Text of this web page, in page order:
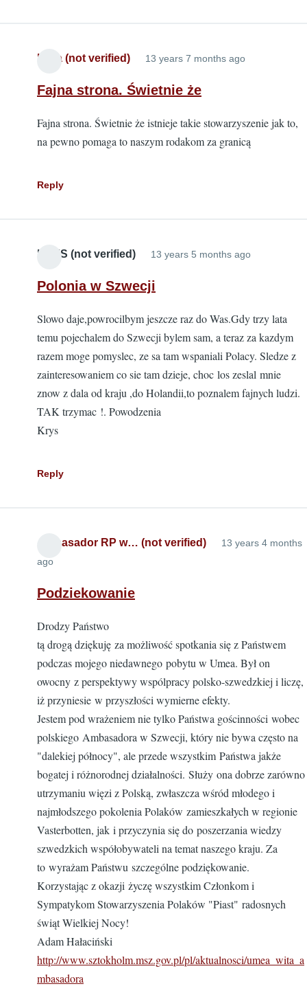
Lidia (not verified) 13 years 7 months ago
Fajna strona. Świetnie że
Fajna strona. Świetnie że istnieje takie stowarzyszenie jak to,
na pewno pomaga to naszym rodakom za granicą
Reply
KRYS (not verified) 13 years 5 months ago
Polonia w Szwecji
Slowo daje,powrocilbym jeszcze raz do Was.Gdy trzy lata
temu pojechalem do Szwecji bylem sam, a teraz za kazdym
razem moge pomyslec, ze sa tam wspaniali Polacy. Sledze z
zainteresowaniem co sie tam dzieje, choc los zeslal mnie
znow z dala od kraju ,do Holandii,to poznalem fajnych ludzi.
TAK trzymac !. Powodzenia
Krys
Reply
Ambasador RP w… (not verified)
13 years 4 months
ago
Podziekowanie
Drodzy Państwo
tą drogą dziękuję za możliwość spotkania się z Państwem
podczas mojego niedawnego pobytu w Umea. Był on
owocny z perspektywy wspólpracy polsko-szwedzkiej i liczę,
iż przyniesie w przyszłości wymierne efekty.
Jestem pod wrażeniem nie tylko Państwa gościnności wobec
polskiego Ambasadora w Szwecji, który nie bywa często na
"dalekiej północy", ale przede wszystkim Państwa jakże
bogatej i różnorodnej działalności. Służy ona dobrze zarówno
utrzymaniu więzi z Polską, zwłaszcza wśród młodego i
najmłodszego pokolenia Polaków zamieszkałych w regionie
Vasterbotten, jak i przyczynia się do poszerzania wiedzy
szwedzkich współobywateli na temat naszego kraju. Za
to wyrażam Państwu szczególne podziękowanie.
Korzystając z okazji życzę wszystkim Członkom i
Sympatykom Stowarzyszenia Polaków "Piast" radosnych
świąt Wielkiej Nocy!
Adam Hałaciński
http://www.sztokholm.msz.gov.pl/pl/aktualnosci/umea_wita_a
mbasadora